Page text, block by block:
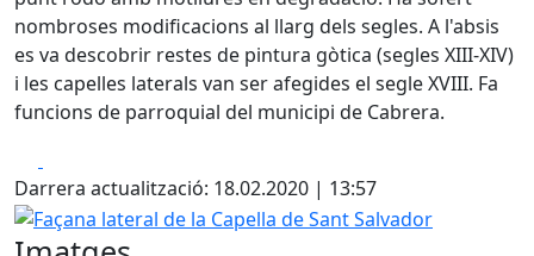
nombroses modificacions al llarg dels segles. A l'absis
es va descobrir restes de pintura gòtica (segles XIII-XIV)
i les capelles laterals van ser afegides el segle XVIII. Fa
funcions de parroquial del municipi de Cabrera.
Darrera actualització: 18.02.2020 | 13:57
Façana lateral de la Capella de Sant Salvador